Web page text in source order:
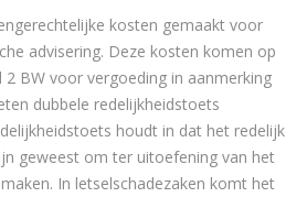
kosten gemaakt voor
advisering. Deze kosten komen op
2 BW voor vergoeding in aanmerking
dubbele redelijkheidstoets
houdt in dat het redelijk
geweest om ter uitoefening van het
In letselschadezaken komt het